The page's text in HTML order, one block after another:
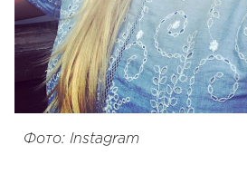
Фото: Instagram